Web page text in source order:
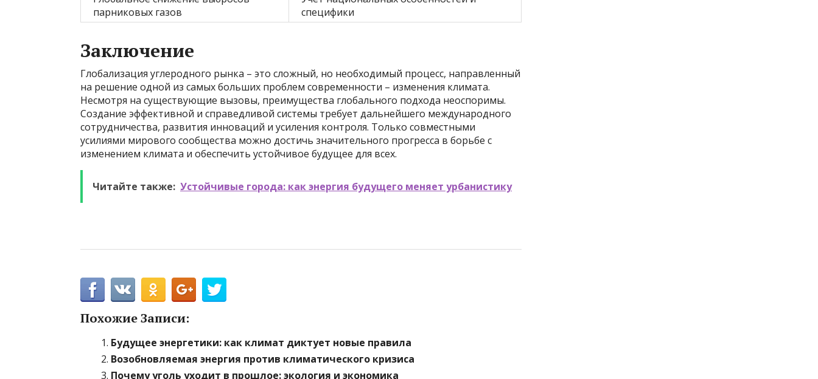
парниковых газов
специфики
Заключение
Глобализация углеродного рынка – это сложный, но необходимый процесс, направленный
на решение одной из самых больших проблем современности – изменения климата.
Несмотря на существующие вызовы, преимущества глобального подхода неоспоримы.
Создание эффективной и справедливой системы требует дальнейшего международного
сотрудничества, развития инноваций и усиления контроля. Только совместными
усилиями мирового сообщества можно достичь значительного прогресса в борьбе с
изменением климата и обеспечить устойчивое будущее для всех.
Читайте также: Устойчивые города: как энергия будущего меняет урбанистику
Похожие Записи:
Будущее энергетики: как климат диктует новые правила
Возобновляемая энергия против климатического кризиса
Почему уголь уходит в прошлое: экология и экономика